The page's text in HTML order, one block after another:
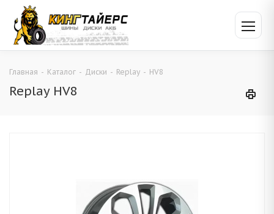
Главная - Каталог - Диски - Replay - HV8
Replay HV8